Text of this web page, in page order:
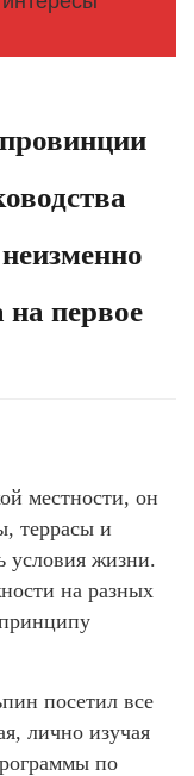
на первое
местности, он
террасы и
условия жизни.
на разных
посетил все
лично изучая
по